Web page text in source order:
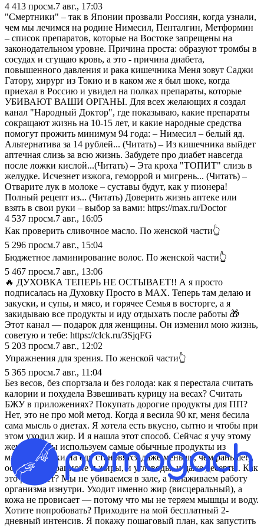
4 413 просм.7 авг., 17:03
"Смертники" – так в Японии прозвали Россиян, когда узнали,
чем мы лечимся на родине Нимесил, Пенталгин, Метформин
– список препаратов, которые на Востоке запрещены на
законодательном уровне. Причина проста: образуют тромбы в
сосудах и сгущаю кровь, а это - причина диабета,
повышенного давления и рака кишечника Меня зовут Саджи
Гатору, хирург из Токио и в каком же я был шоке, когда
приехал в Россию и увидел на полках препараты, которые
УБИВАЮТ ВАШИ ОРГАНЫ. Для всех желающих я создал
канал "Народный Доктор", где показываю, какие препараты
сокращают жизнь на 10-15 лет, и какие народные средства
помогут прожить минимум 94 года: – Нимесил – белый яд.
Альтернатива за 14 рублей... (Читать) – Из кишечника выйдет
аптечная слизь за всю жизнь. Забудете про диабет навсегда
после ложки кислой...(Читать) – Эта кроха "ТОПИТ" слизь в
желудке. Исчезнет изжога, геморрой и мигрень... (Читать) –
Отварите лук в молоке – суставы будут, как у пионера!
Полный рецепт из... (Читать) Доверить жизнь аптеке или
взять в свои руки – выбор за вами: https://max.ru/Doctor
4 537 просм.7 авг., 16:05
Как проверить сливочное масло. По женской части👆
5 296 просм.7 авг., 15:04
Бюджетное ламинирование волос. По женской части👆
5 467 просм.7 авг., 13:06
🔥 ДУХОВКА ТЕПЕРЬ НЕ ОСТЫВАЕТ!! А я просто
подписалась на Духовку Просто в MAX. Теперь там делаю и
закуски, и супы, и мясо, и горячее Семья в восторге, а я
закидываю все продукты и иду отдыхать после работы 🎁
Этот канал — подарок для женщины. Он изменил мою жизнь,
советую и тебе: https://clck.ru/3SjqFG
5 203 просм.7 авг., 12:02
Упражнения для зрения. По женской части👆
5 365 просм.7 авг., 11:04
Без весов, без спортзала и без голода: как я перестала считать
калории и похудела Взвешивать курицу на весах? Считать
БЖУ в приложениях? Покупать дорогие продукты для ПП?
Нет, это не про мой метод. Когда я весила 90 кг, меня бесила
сама мысль о диетах. Я хотела есть вкусно, сытно и чтобы при
этом уходил жир. И я нашла этот способ. Сейчас я учу этому
женщин. Мы используем самые обычные продукты из
магазина (чеки на еду становятся даже меньше, чем раньше!),
оставляем в рационе и жиры, и углеводы, и даже десерты. Как
это работает? Мы не убиваемся в зале, а налаживаем работу
организма изнутри. Уходит именно жир (висцеральный), а
кожа не провисает — потому что мы не теряем мышцы и воду.
Хотите попробовать? Приходите на мой бесплатный 2-
дневный интенсив. Я покажу пошаговый план, как запустить